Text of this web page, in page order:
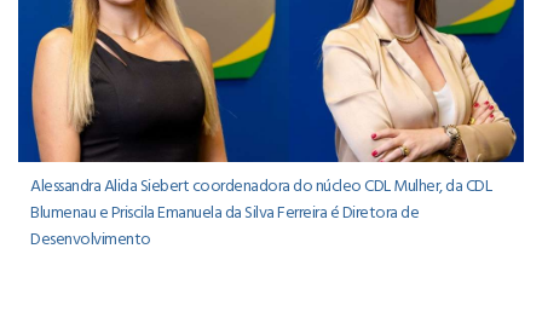
Alessandra Alida Siebert coordenadora do núcleo CDL Mulher, da CDL
Blumenau e Priscila Emanuela da Silva Ferreira é Diretora de
Desenvolvimento